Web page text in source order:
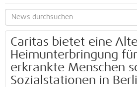
Caritas bietet eine
Heimunterbringung für
erkrankte Menschen
Sozialstationen in